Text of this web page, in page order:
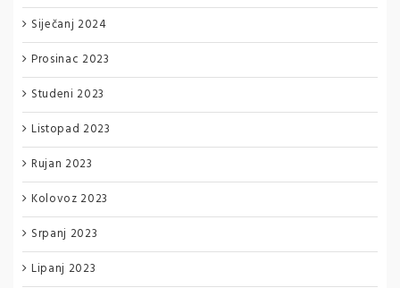
Siječanj 2024
Prosinac 2023
Studeni 2023
Listopad 2023
Rujan 2023
Kolovoz 2023
Srpanj 2023
Lipanj 2023